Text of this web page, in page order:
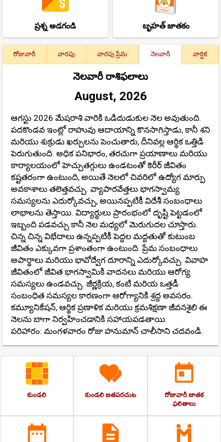
ప్రశ్న అడగండి బృహత్ జాతకం
రోజువారీ వారపు వారపు ప్రేమ నెలవారీ వార్షిక
నెలవారీ రాశిఫలాలు
August, 2026
ఆగస్టు 2026 మేషరాశి వారికి ఒడిదుడుకుల నెల అవుతుంది.
పదకొండవ ఇంట్లో రాహువు ఆదాయాన్ని కొనసాగిస్తాడు, కానీ శని
మరియు శుక్రుడు ఖర్చులను పెంచుతారు, దీనివల్ల ఆర్థిక ఒత్తిడి
పెరుగుతుంది. అధిక పనిభారం, తరచుగా ప్రయాణాలు మరియు
కార్యాలయంలో హెచ్చుతగ్గులు ఉండటంతో కెరీర్ జీవితం
కష్టతరంగా ఉంటుంది, అయితే నెలలో చివరిలో ఉద్యోగ మార్పు
అవకాశాలు తలెత్తవచ్చు. వ్యాపారవేత్తలు భాగస్వామ్య
సమస్యలను ఎదుర్కోవచ్చు, అయినప్పటికీ విదేశీ సంబంధాలు
లాభాలను తెస్తాయి. విద్యార్థులు ప్రారంభంలో దృష్టి పెట్టడంలో
ఇబ్బంది పడవచ్చు కానీ నెల మధ్యలో మెరుగుదల చూస్తారు.
చిన్న చిన్న విభేదాలు ఉన్నప్పటికీ పెద్దల మద్దతుతో కుటుంబ
జీవితం ఎక్కువగా ప్రశాంతంగా ఉంటుంది. ప్రేమ సంబంధాలు
అపార్థాలు మరియు భావోద్వేగ దూరాన్ని ఎదుర్కోవచ్చు. వివాహ
జీవితంలో జీవిత భాగస్వామికి వాదనలు మరియు ఆరోగ్య
సమస్యలు ఉండవచ్చు. జీర్ణక్రియ, కంటి మరియ ఒత్తడీ
సంబంధిత సమస్యల కారణంగా ఆరోగ్యానికి శ్రద్ద అవసరం.
కమ్యూనికేషన్, ఆర్థిక ప్రణాళిక మరియు క్రమశిక్షణా జీవనశైలి ఈ
నెలను బాగా నిర్వహించడానికి సహాయపడతాయి.
పరిహారం: మంగళవారం రోజు హనుమాన్ చాలీసాని చదవండి.
కుండలి కుండలి జతపరచుట
రోజువారీ జాతక
ఫలితాలు